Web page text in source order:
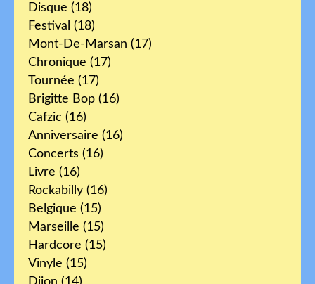
Disque (18)
Festival (18)
Mont-De-Marsan (17)
Chronique (17)
Tournée (17)
Brigitte Bop (16)
Cafzic (16)
Anniversaire (16)
Concerts (16)
Livre (16)
Rockabilly (16)
Belgique (15)
Marseille (15)
Hardcore (15)
Vinyle (15)